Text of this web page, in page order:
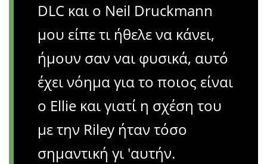
DLC και ο Neil Druckmann
μου είπε τι ήθελε να κάνει,
ήμουν σαν ναι φυσικά, αυτό
έχει νόημα για το ποιος είναι
ο Ellie και γιατί η σχέση του
με την Riley ήταν τόσο
σημαντική γι 'αυτήν.